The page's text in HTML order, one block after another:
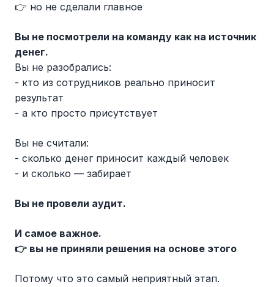
👉 но не сделали главное
Вы не посмотрели на команду как на источник
денег.
Вы не разобрались:
- кто из сотрудников реально приносит
результат
- а кто просто присутствует
Вы не считали:
- сколько денег приносит каждый человек
- и сколько — забирает
Вы не провели аудит.
И самое важное.
👉 вы не приняли решения на основе этого
Потому что это самый неприятный этап.